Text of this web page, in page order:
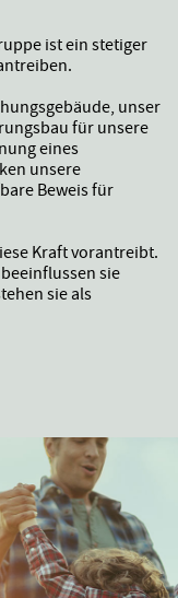
ist ein stetiger
unser
für unsere
eines
unsere
Beweis für
Kraft vorantreibt.
sie
sie als